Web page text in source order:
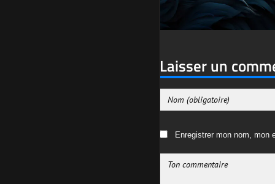
Laisser un
Enregistrer mon nom, mon